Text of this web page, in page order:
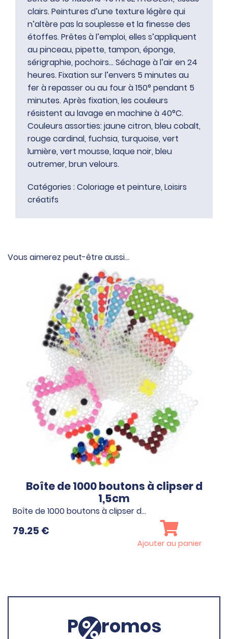
clairs. Peintures d’une texture légère qui
n’altère pas la souplesse et la finesse des
étoffes. Prêtes à l’emploi, elles s’appliquent
au pinceau, pipette, tampon, éponge,
sérigraphie, pochoirs… Séchage à l’air en 24
heures. Fixation sur l’envers 5 minutes au
fer à repasser ou au four à 150° pendant 5
minutes. Après fixation, les couleurs
résistent au lavage en machine à 40°C.
Couleurs assorties: jaune citron, bleu cobalt,
rouge cardinal, fuchsia, turquoise, vert
lumière, vert mousse, laque noir, bleu
outremer, brun velours.
Catégories :Coloriage et peinture, Loisirs
créatifs
Vous aimerez peut-être aussi…
Boîte de 1000 boutons à clipser d
1,5cm
Boîte de 1000 boutons à clipser d…
79.25 €
Ajouter au panier
P romos